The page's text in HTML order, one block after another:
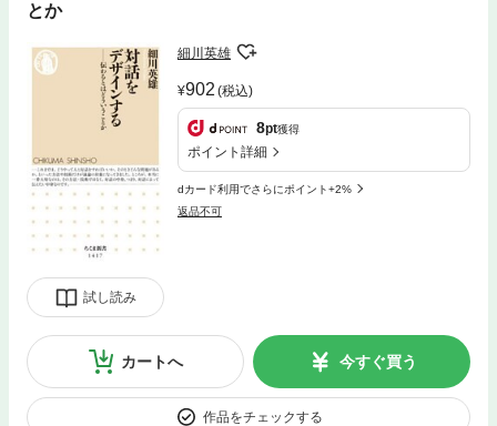
とか
試し読み
細川英雄
902 (税込)
8pt獲得
ポイント詳細
dカード利用でさらにポイント+2%
返品不可
カートへ 今すぐ買う
作品をチェックする